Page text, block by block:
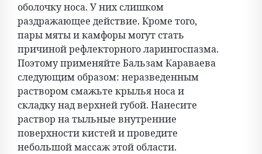
оболочку носа. У них слишком
раздражающее действие. Кроме того,
пары мяты и камфоры могут стать
причиной рефлекторного ларингоспазма.
Поэтому применяйте Бальзам Караваева
следующим образом: неразведенным
раствором смажьте крылья носа и
складку над верхней губой. Нанесите
раствор на тыльные внутренние
поверхности кистей и проведите
небольшой массаж этой области.